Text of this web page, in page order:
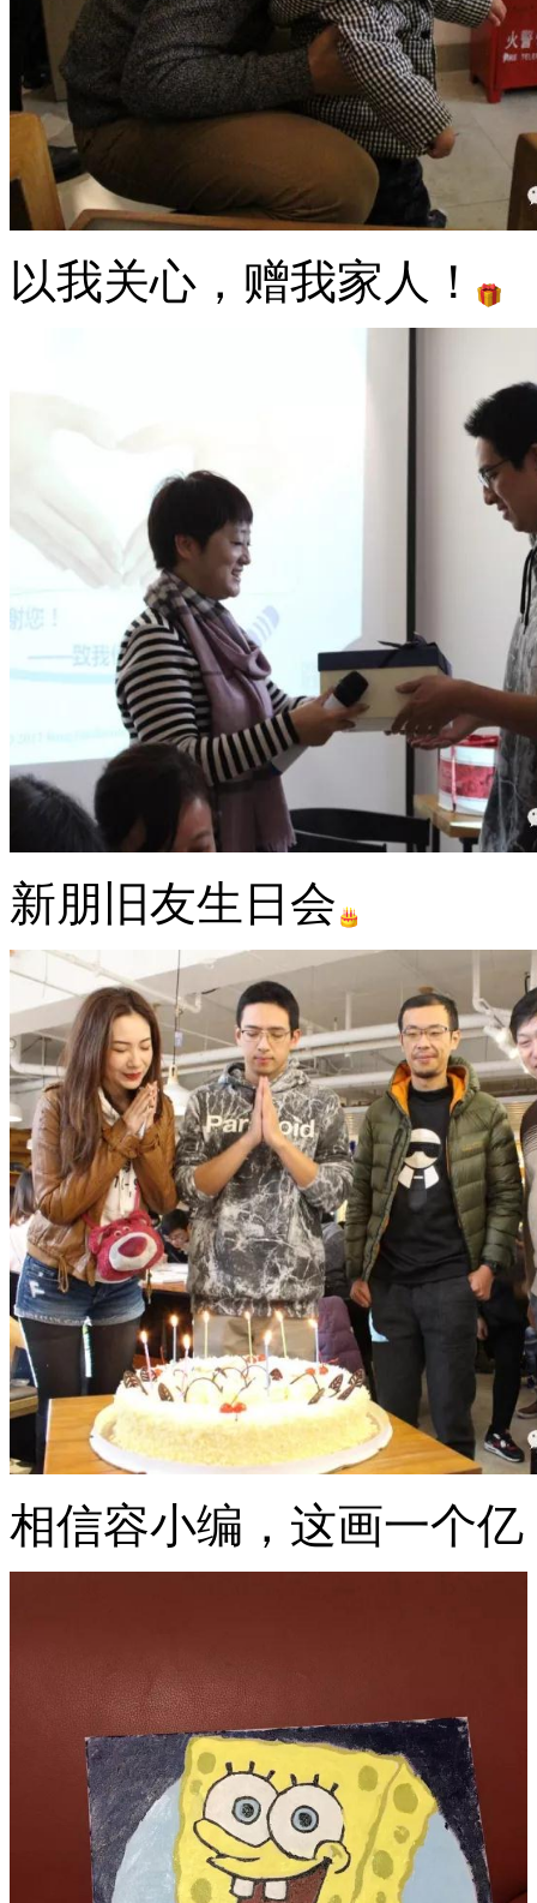
以我关心，赠我家人！
新朋旧友生日会
相信容小编，这画一个亿